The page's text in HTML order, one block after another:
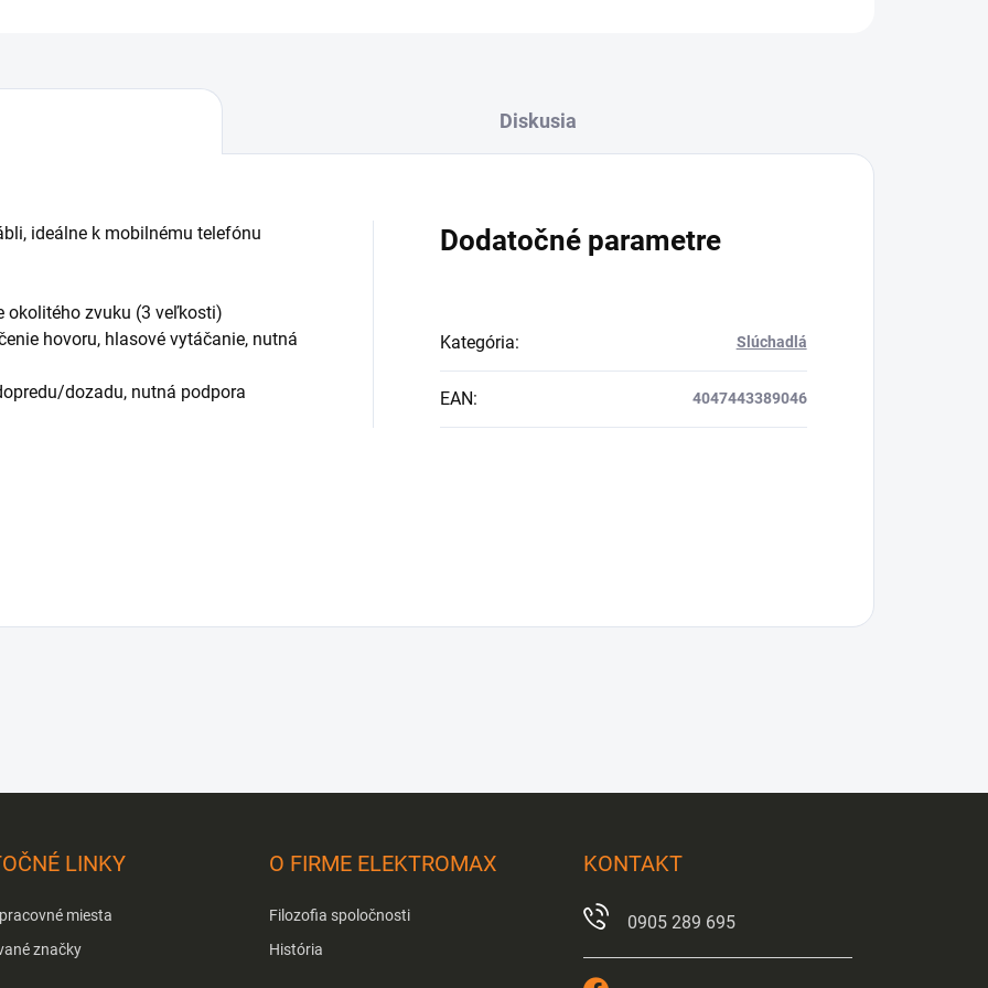
Diskusia
ideálne k mobilnému telefónu
okolitého zvuku (3 veľkosti)
hovoru, hlasové vytáčanie, nutná
dozadu, nutná podpora
Dodatočné parametre
Kategória: Slúchadlá
EAN: 4047443389046
LINKY
miesta
značky
O FIRME ELEKTROMAX
Filozofia spoločnosti
História
KONTAKT
0905 289 695